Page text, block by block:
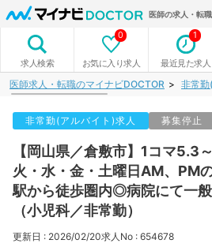
医師の求人・転
求人検索 お気に入り求人
0
最近見た求人
1
医師求人・転職のマイナビDOCTOR 非常勤
非常勤(アルバイト)求人 募集停止
【岡山県／倉敷市】1コマ5.3
火・水・金・土曜日AM、PM
駅から徒歩圏内◎病院にて一般
（小児科／非常勤）
更新日 : 2026/02/20求人No : 654678